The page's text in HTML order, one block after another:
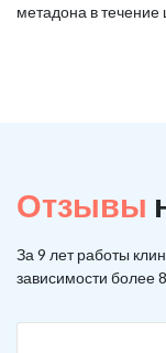
метадона в течение
Отзывы
За 9 лет работы
зависимости более